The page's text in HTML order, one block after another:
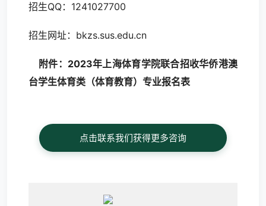
招生QQ：1241027700
招生网址：bkzs.sus.edu.cn
附件： 2023年上海体育学院联合招收华侨港澳
台学生体育类（体育教育）专业报名表
点击联系我们获得更多咨询